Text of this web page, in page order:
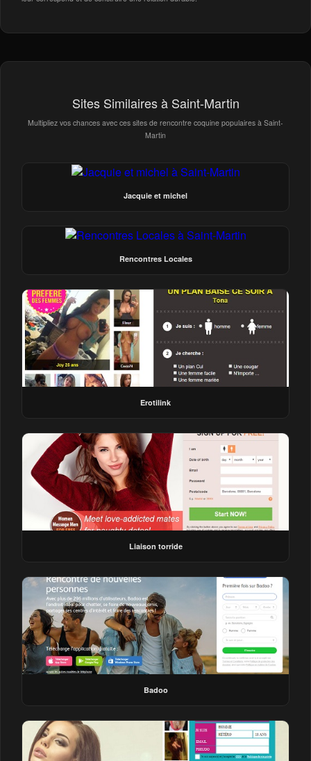
Sites Similaires à Saint-Martin
Multipliez vos chances avec ces sites de rencontre coquine populaires à Saint-
Martin
Jacquie et michel
Rencontres Locales
Erotilink
Liaison torride
Badoo